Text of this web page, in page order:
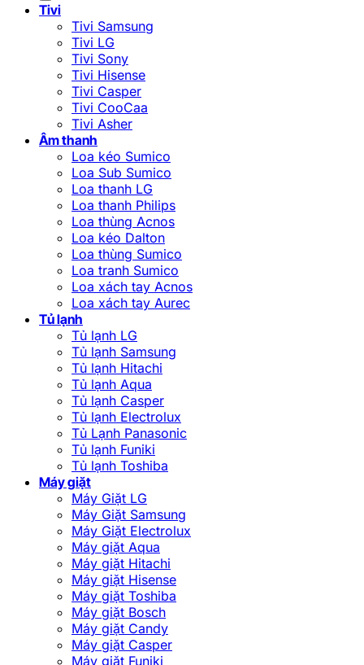
Tivi
Tivi Samsung
Tivi LG
Tivi Sony
Tivi Hisense
Tivi Casper
Tivi CooCaa
Tivi Asher
Âm thanh
Loa kéo Sumico
Loa Sub Sumico
Loa thanh LG
Loa thanh Philips
Loa thùng Acnos
Loa kéo Dalton
Loa thùng Sumico
Loa tranh Sumico
Loa xách tay Acnos
Loa xách tay Aurec
Tủ lạnh
Tủ lạnh LG
Tủ lạnh Samsung
Tủ lạnh Hitachi
Tủ lạnh Aqua
Tủ lạnh Casper
Tủ lạnh Electrolux
Tủ Lạnh Panasonic
Tủ lạnh Funiki
Tủ lạnh Toshiba
Máy giặt
Máy Giặt LG
Máy Giặt Samsung
Máy Giặt Electrolux
Máy giặt Aqua
Máy giặt Hitachi
Máy giặt Hisense
Máy giặt Toshiba
Máy giặt Bosch
Máy giặt Candy
Máy giặt Casper
Máy giặt Funiki